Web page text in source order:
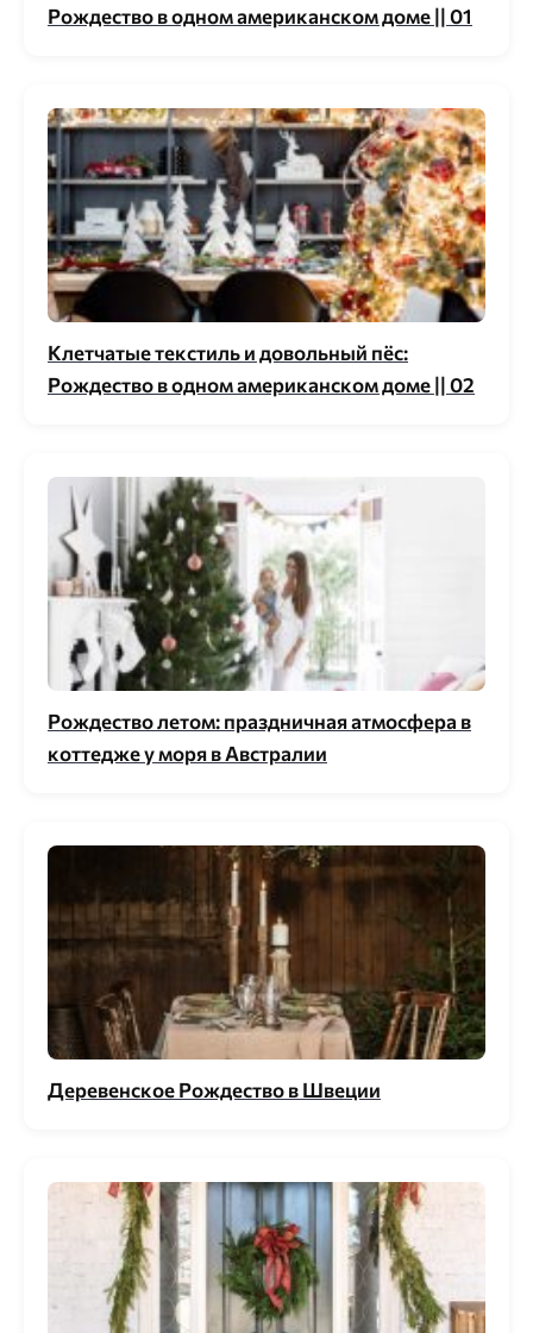
Рождество в одном американском доме || 01
Клетчатые текстиль и довольный пёс:
Рождество в одном американском доме || 02
Рождество летом: праздничная атмосфера в
коттедже у моря в Австралии
Деревенское Рождество в Швеции